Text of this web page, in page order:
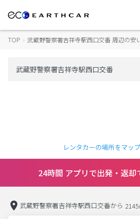
TOP › 武蔵野警察署吉祥寺駅西口交番 周辺の安
レンタカーの場所をマッ
24時間 アプリで出発・返却
武蔵野警察署吉祥寺駅西口交番から